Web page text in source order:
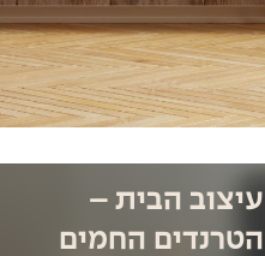
עיצוב הבית –
הטרנדים החמים